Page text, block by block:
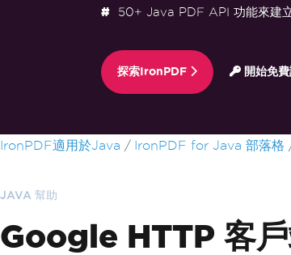
50+ Java PDF API 功能來建
探索IronPDF 開始免費
跳至頁尾內容
IronPDF適用於Java IronPDF for Java 部落格
JAVA 幫助
Google HTTP 客